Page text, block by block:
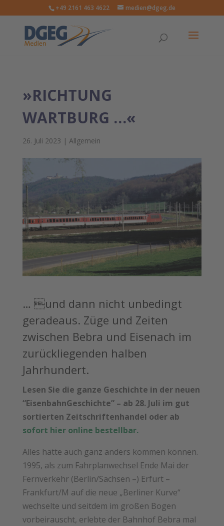
+49 2161 463 4622 medien@dgeg.de
»RICHTUNG
WARTBURG …«
26. Juli 2023 | Allgemein
… und dann nicht unbedingt
geradeaus. Züge und Zeiten
zwischen Bebra und Eisenach im
zurückliegenden halben
Jahrhundert.
Lesen Sie die ganze Geschichte in der neuen
“EisenbahnGeschichte” – ab 28. Juli im gut
sortierten Zeitschriftenhandel oder ab
sofort hier online bestellbar.
Alles hätte auch ganz anders kommen können.
1995, als zum Fahrplanwechsel Ende Mai der
Fernverkehr (Berlin/Sachsen –) Erfurt –
Frankfurt/M auf die neue „Berliner Kurve“
wechselte und seitdem im großen Bogen
vorbeirauscht, erlebte der Bahnhof Bebra mal